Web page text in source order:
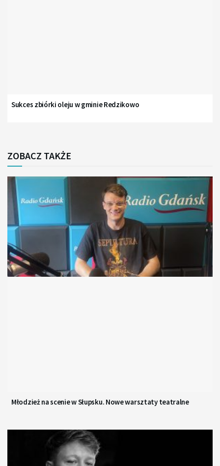
Sukces zbiórki oleju w gminie Redzikowo
ZOBACZ TAKŻE
Młodzież na scenie w Słupsku. Nowe warsztaty teatralne